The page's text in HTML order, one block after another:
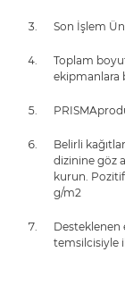
Son İşlem
Toplam
ekipmanlara
Belirli
dizinine göz
kurun.
g/m2
Desteklenen
temsilcisiyle